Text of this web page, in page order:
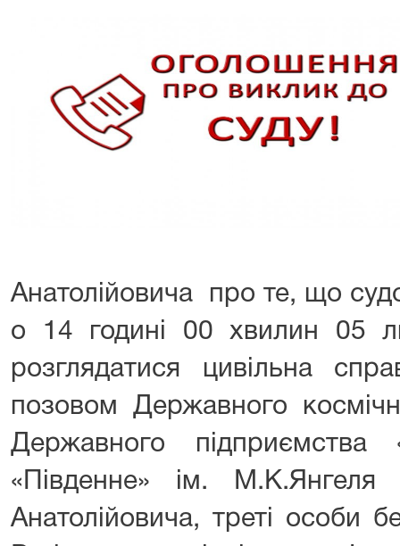
Анатолійовича про те, що
о 14 годині 00 хвилин 05
розглядатися цивільна
позовом Державного
Державного підприємства
«Південне» ім. М.К.Янгеля
Анатолійовича, треті особи